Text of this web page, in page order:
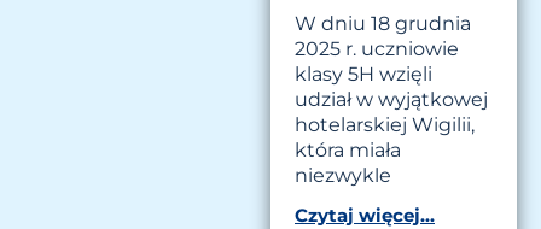
W dniu 18 grudnia
2025 r. uczniowie
klasy 5H wzięli
udział w wyjątkowej
hotelarskiej Wigilii,
która miała
niezwykle
Czytaj więcej...